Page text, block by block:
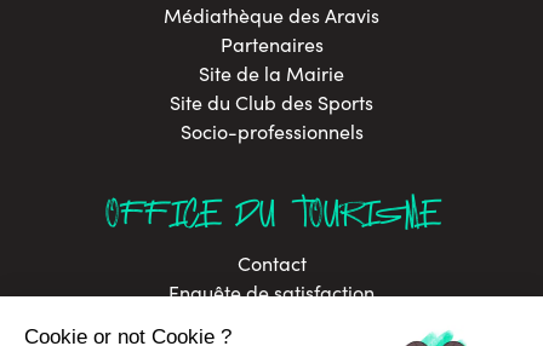
Médiathèque des Aravis
Partenaires
Site de la Mairie
Site du Club des Sports
Socio-professionnels
OFFICE DU TOURISME
Contact
Enquête de satisfaction